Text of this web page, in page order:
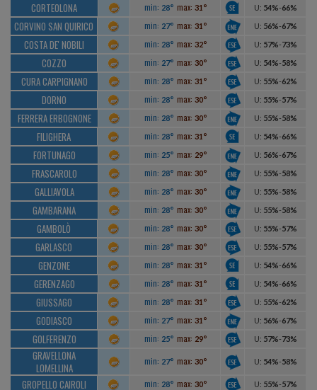
CORTEOLONA min: 28° max: 31° U: 54%-66%
CORVINO SAN QUIRICO min: 27° max: 31° U: 56%-67%
COSTA DE' NOBILI min: 28° max: 32° U: 57%-73%
COZZO min: 27° max: 30° U: 54%-58%
CURA CARPIGNANO min: 28° max: 31° U: 55%-62%
DORNO min: 28° max: 30° U: 55%-57%
FERRERA ERBOGNONE min: 28° max: 30° U: 55%-58%
FILIGHERA min: 28° max: 31° U: 54%-66%
FORTUNAGO min: 25° max: 29° U: 56%-67%
FRASCAROLO min: 28° max: 30° U: 55%-58%
GALLIAVOLA min: 28° max: 30° U: 55%-58%
GAMBARANA min: 28° max: 30° U: 55%-58%
GAMBOLÒ min: 28° max: 30° U: 55%-57%
GARLASCO min: 28° max: 30° U: 55%-57%
GENZONE min: 28° max: 31° U: 54%-66%
GERENZAGO min: 28° max: 31° U: 54%-66%
GIUSSAGO min: 28° max: 31° U: 55%-62%
GODIASCO min: 27° max: 31° U: 56%-67%
GOLFERENZO min: 25° max: 29° U: 57%-73%
GRAVELLONA
LOMELLINA
min: 27° max: 30° U: 54%-58%
GROPELLO CAIROLI min: 28° max: 30° U: 55%-57%